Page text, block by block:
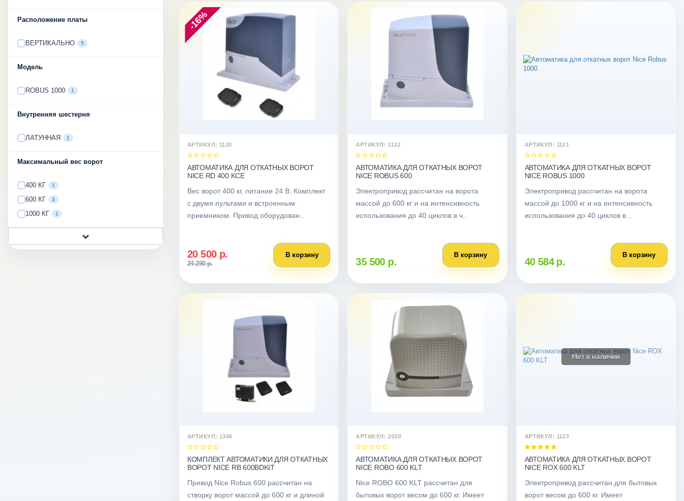
Расположение платы
ВЕРТИКАЛЬНО 5
Модель
ROBUS 1000 1
Внутренняя шестерня
ЛАТУННАЯ 1
Максимальный вес ворот
400 КГ 1
600 КГ 3
1000 КГ 1
-16%
АРТИКУЛ: 1120
АВТОМАТИКА ДЛЯ ОТКАТНЫХ ВОРОТ
NICE RD 400 KCE
Вес ворот 400 кг, питание 24 В. Комплект
с двумя пультами и встроенным
приемником. Привод оборудован..
20 500 р.
24 290 р.
В корзину
АРТИКУЛ: 1122
АВТОМАТИКА ДЛЯ ОТКАТНЫХ ВОРОТ
NICE ROBUS 600
Электропривод рассчитан на ворота
массой до 600 кг и на интенсивность
использования до 40 циклов в ч..
35 500 р.
В корзину
АРТИКУЛ: 1121
АВТОМАТИКА ДЛЯ ОТКАТНЫХ ВОРОТ
NICE ROBUS 1000
Электропривод рассчитан на ворота
массой до 1000 кг и на интенсивность
использования до 40 циклов в ..
40 584 р.
В корзину
АРТИКУЛ: 1306
КОМПЛЕКТ АВТОМАТИКИ ДЛЯ ОТКАТНЫХ
ВОРОТ NICE RB 600BDKIT
Привод Nice Robus 600 рассчитан на
створку ворот массой до 600 кг и длиной
АРТИКУЛ: 2030
АВТОМАТИКА ДЛЯ ОТКАТНЫХ ВОРОТ
NICE ROBO 600 KLT
Nice ROBO 600 KLT рассчитан для
бытовых ворот весом до 600 кг. Имеет
Нет в наличии
АРТИКУЛ: 1123
АВТОМАТИКА ДЛЯ ОТКАТНЫХ ВОРОТ
NICE ROX 600 KLT
Электропривод рассчитан для бытовых
ворот весом до 600 кг. Имеет